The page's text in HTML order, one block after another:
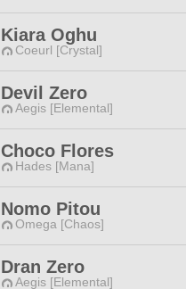
Kiara Oghu
Coeurl [Crystal]
Devil Zero
Aegis [Elemental]
Choco Flores
Hades [Mana]
Nomo Pitou
Omega [Chaos]
Dran Zero
Aegis [Elemental]